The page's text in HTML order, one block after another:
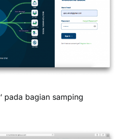
‘ pada bagian samping